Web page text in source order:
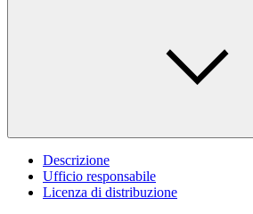
Descrizione
Ufficio responsabile
Licenza di distribuzione